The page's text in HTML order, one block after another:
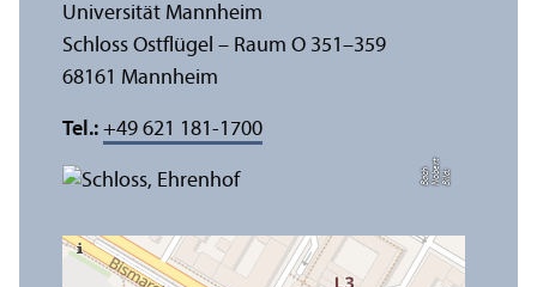
Bil
d:
N
o
b
e r
tB
a
c
h
Universität Mannheim
Schloss Ostflügel – Raum O 351–359
68161 Mannheim
Tel.: +49 621 181-1700